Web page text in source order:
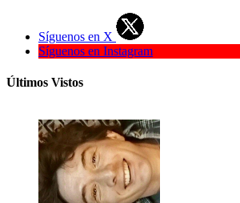
Síguenos en X
Síguenos en Instagram
Últimos Vistos